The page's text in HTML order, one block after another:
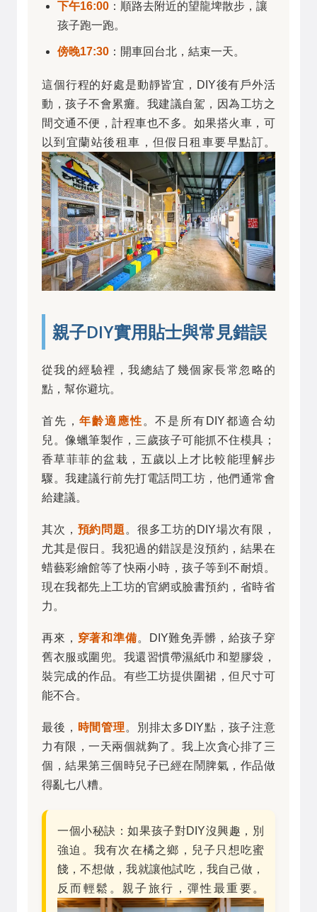
下午16:00 ：順路去附近的望龍埤散步，讓
孩子跑一跑。
傍晚17:30 ：開車回台北，結束一天。
這個行程的好處是動靜皆宜，DIY後有戶外活
動，孩子不會累癱。我建議自駕，因為工坊之
間交通不便，計程車也不多。如果搭火車，可
以到宜蘭站後租車，但假日租車要早點訂。
親子DIY實用貼士與常見錯誤
從我的經驗裡，我總結了幾個家長常忽略的
點，幫你避坑。
首先，年齡適應性 。不是所有DIY都適合幼
兒。像蠟筆製作，三歲孩子可能抓不住模具；
香草菲菲的盆栽，五歲以上才比較能理解步
驟。我建議行前先打電話問工坊，他們通常會
給建議。
其次， 預約問題 。很多工坊的DIY場次有限，
尤其是假日。我犯過的錯誤是沒預約，結果在
蜡藝彩繪館等了快兩小時，孩子等到不耐煩。
現在我都先上工坊的官網或臉書預約，省時省
力。
再來， 穿著和準備。DIY難免弄髒，給孩子穿
舊衣服或圍兜。我還習慣帶濕紙巾和塑膠袋，
裝完成的作品。有些工坊提供圍裙，但尺寸可
能不合。
最後， 時間管理 。別排太多DIY點，孩子注意
力有限，一天兩個就夠了。我上次貪心排了三
個，結果第三個時兒子已經在鬧脾氣，作品做
得亂七八糟。
一個小秘訣：如果孩子對DIY沒興趣，別
強迫。我有次在橘之鄉，兒子只想吃蜜
餞，不想做，我就讓他試吃，我自己做，
反而輕鬆。親子旅行，彈性最重要。